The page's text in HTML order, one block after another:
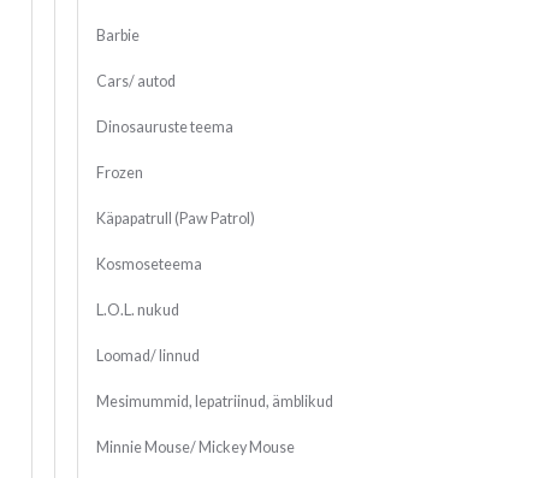
Barbie
Cars/ autod
Dinosauruste teema
Frozen
Käpapatrull (Paw Patrol)
Kosmoseteema
L.O.L. nukud
Loomad/ linnud
Mesimummid, lepatriinud, ämblikud
Minnie Mouse/ Mickey Mouse